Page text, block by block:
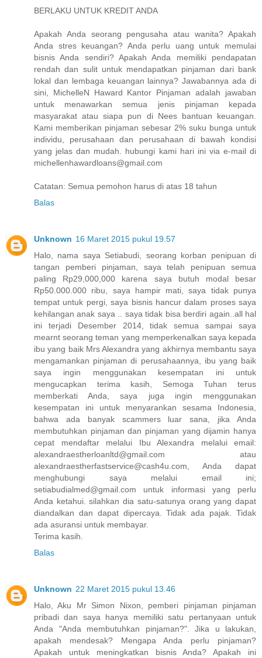
BERLAKU UNTUK KREDIT ANDA
Apakah Anda seorang pengusaha atau wanita? Apakah
Anda stres keuangan? Anda perlu uang untuk memulai
bisnis Anda sendiri? Apakah Anda memiliki pendapatan
rendah dan sulit untuk mendapatkan pinjaman dari bank
lokal dan lembaga keuangan lainnya? Jawabannya ada di
sini, MichelleN Haward Kantor Pinjaman adalah jawaban
untuk menawarkan semua jenis pinjaman kepada
masyarakat atau siapa pun di Nees bantuan keuangan.
Kami memberikan pinjaman sebesar 2% suku bunga untuk
individu, perusahaan dan perusahaan di bawah kondisi
yang jelas dan mudah. hubungi kami hari ini via e-mail di
michellenhawardloans@gmail.com
Catatan: Semua pemohon harus di atas 18 tahun
Balas
Unknown 16 Maret 2015 pukul 19.57
Halo, nama saya Setiabudi, seorang korban penipuan di
tangan pemberi pinjaman, saya telah penipuan semua
paling Rp29,000,000 karena saya butuh modal besar
Rp50.000.000 ribu, saya hampir mati, saya tidak punya
tempat untuk pergi, saya bisnis hancur dalam proses saya
kehilangan anak saya .. saya tidak bisa berdiri again..all hal
ini terjadi Desember 2014, tidak semua sampai saya
mearnt seorang teman yang memperkenalkan saya kepada
ibu yang baik Mrs Alexandra yang akhirnya membantu saya
mengamankan pinjaman di perusahaannya, ibu yang baik
saya ingin menggunakan kesempatan ini untuk
mengucapkan terima kasih, Semoga Tuhan terus
memberkati Anda, saya juga ingin menggunakan
kesempatan ini untuk menyarankan sesama Indonesia,
bahwa ada banyak scammers luar sana, jika Anda
membutuhkan pinjaman dan pinjaman yang dijamin hanya
cepat mendaftar melalui Ibu Alexandra melalui email:
alexandraestherloanltd@gmail.com atau
alexandraestherfastservice@cash4u.com, Anda dapat
menghubungi saya melalui email ini;
setiabudialmed@gmail.com untuk informasi yang perlu
Anda ketahui. silahkan dia satu-satunya orang yang dapat
diandalkan dan dapat dipercaya. Tidak ada pajak. Tidak
ada asuransi untuk membayar.
Terima kasih.
Balas
Unknown 22 Maret 2015 pukul 13.46
Halo, Aku Mr Simon Nixon, pemberi pinjaman pinjaman
pribadi dan saya hanya memiliki satu pertanyaan untuk
Anda "Anda membutuhkan pinjaman?". Jika u lakukan,
apakah mendesak? Mengapa Anda perlu pinjaman?
Apakah untuk meningkatkan bisnis Anda? Apakah ini